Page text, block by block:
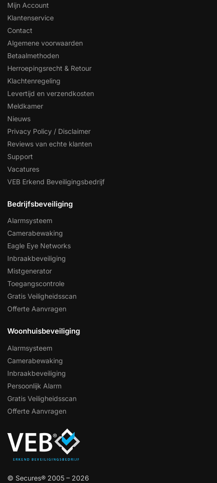
Mijn Account
Klantenservice
Contact
Algemene voorwaarden
Betaalmethoden
Herroepingsrecht & Retour
Klachtenregeling
Levertijd en verzendkosten
Meldkamer
Nieuws
Privacy Policy / Disclaimer
Reviews van echte klanten
Support
Vacatures
VEB Erkend Beveiligingsbedrijf
Bedrijfsbeveiliging
Alarmsysteem
Camerabewaking
Eagle Eye Networks
Inbraakbeveiliging
Mistgenerator
Toegangscontrole
Gratis Veiligheidsscan
Offerte Aanvragen
Woonhuisbeveiliging
Alarmsysteem
Camerabewaking
Inbraakbeveiliging
Persoonlijk Alarm
Gratis Veiligheidsscan
Offerte Aanvragen
© Secures® 2005 – 2026